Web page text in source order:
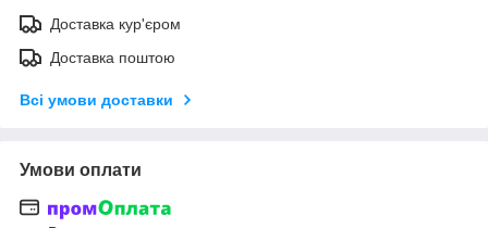
Доставка кур'єром
Доставка поштою
Всі умови доставки
Умови оплати